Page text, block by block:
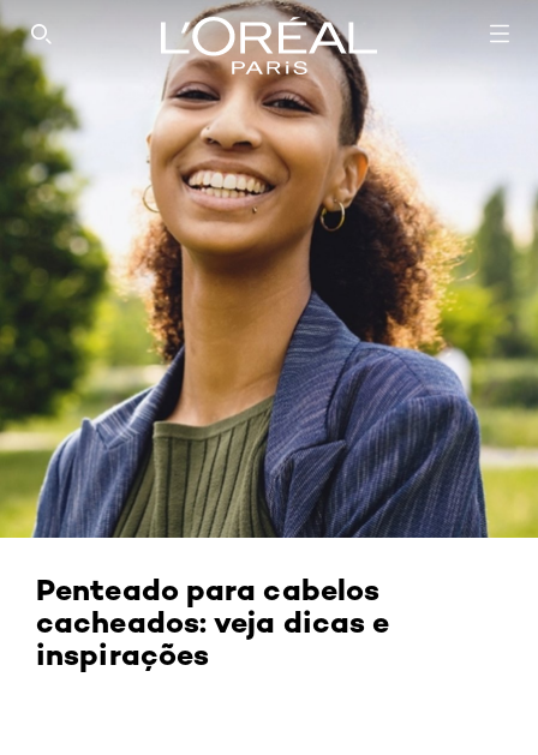
SEARCH THIS SITE
Penteado para cabelos
cacheados: veja dicas e
inspirações